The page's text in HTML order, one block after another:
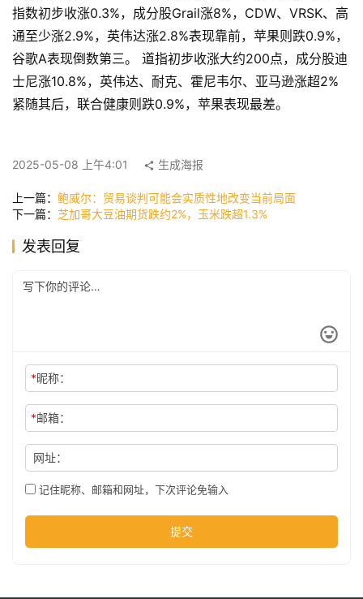
快
讯
公
司
尚
技
指数初步收涨0.3%，成分股Grail涨8%，CDW、VRSK、高
通至少涨2.9%，英伟达涨2.8%表现靠前，苹果则跌0.9%，
谷歌A表现倒数第三。 道指初步收涨大约200点，成分股迪
士尼涨10.8%，英伟达、耐克、霍尼韦尔、亚马逊涨超2%
紧随其后，联合健康则跌0.9%，苹果表现最差。
2025-05-08 上午4:01 生成海报
上一篇： 鲍威尔：贸易谈判可能会实质性地改变当前局面
下一篇： 芝加哥大豆油期货跌约2%，玉米跌超1.3%
发表回复
*昵称：
*邮箱：
网址：
记住昵称、邮箱和网址，下次评论免输入
提交